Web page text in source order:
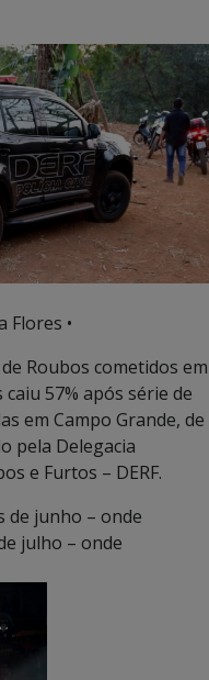
Flores •
Roubos cometidos em
57% após série de
em Campo Grande, de
pela Delegacia
e Furtos – DERF.
de junho – onde
julho – onde